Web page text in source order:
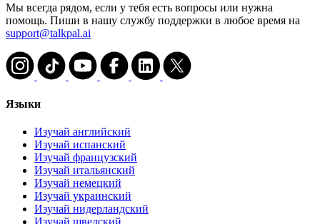
Мы всегда рядом, если у тебя есть вопросы или нужна
помощь. Пиши в нашу службу поддержки в любое время на
support@talkpal.ai
Языки
Изучай английский
Изучай испанский
Изучай французский
Изучай итальянский
Изучай немецкий
Изучай украинский
Изучай нидерландский